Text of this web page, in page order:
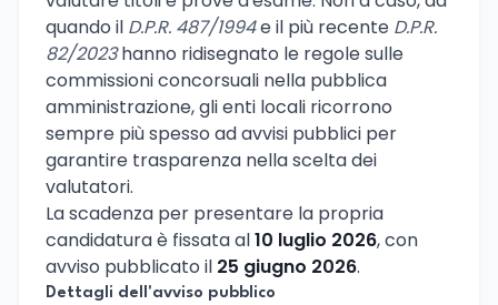
quando il D.P.R. 487/1994e il più recente D.P.R.
82/2023hanno ridisegnato le regole sulle
commissioni concorsuali nella pubblica
amministrazione, gli enti locali ricorrono
sempre più spesso ad avvisi pubblici per
garantire trasparenza nella scelta dei
valutatori.
La scadenza per presentare la propria
candidatura è fissata al10 luglio 2026, con
avviso pubblicato il 25 giugno 2026.
Dettagli dell'avviso pubblico